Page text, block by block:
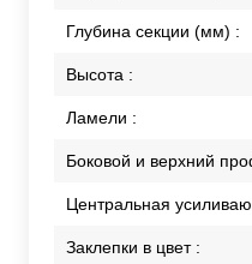
Глубина секции (мм) :
Высота :
Ламели :
Боковой и верхний
Центральная
Заклепки в цвет :